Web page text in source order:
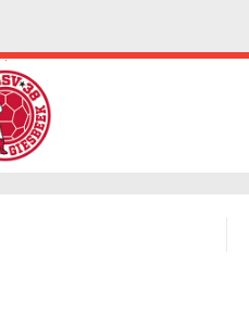
.